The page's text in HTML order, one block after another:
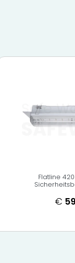
Flatline
€